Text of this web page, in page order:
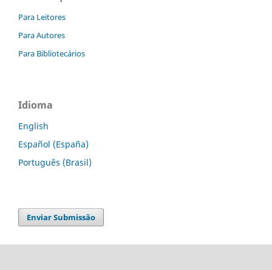
Para Leitores
Para Autores
Para Bibliotecários
Idioma
English
Español (España)
Português (Brasil)
Enviar Submissão